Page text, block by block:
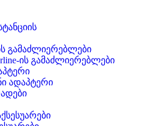
გამაძლიერებლები
ის გამაძლიერებლები
ადაპტერი